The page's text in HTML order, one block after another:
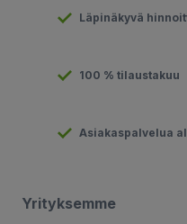
Läpinäkyvä
100 % tilaustakuu
Asiakaspalvelua
Yrityksemme